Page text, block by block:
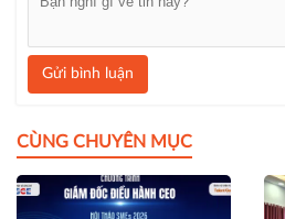
Gửi bình luận
CÙNG CHUYÊN MỤC